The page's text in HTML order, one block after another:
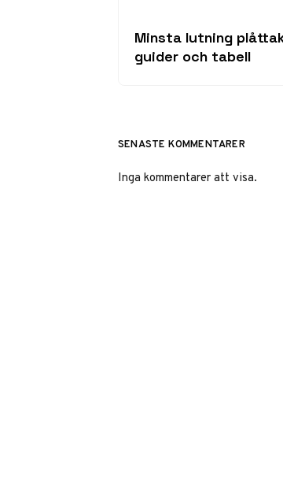
Minsta lutning
guider och tabell
SENASTE KOMMENTARER
Inga kommentarer att visa.